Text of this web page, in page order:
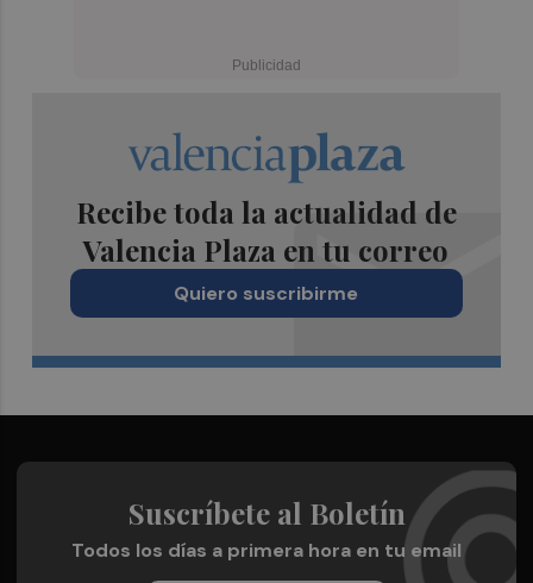
Recibe toda la actualidad de
Valencia Plaza en tu correo
Quiero suscribirme
Suscríbete al Boletín
Todos los días a primera hora en tu email